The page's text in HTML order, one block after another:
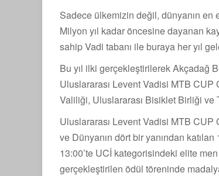
Sadece ülkemizin değil, dünyanın
Milyon yıl kadar öncesine dayanan
sahip Vadi tabanı ile buraya her yıl
Bu yıl ilki gerçekleştirilerek Akçadağ
Uluslararası Levent Vadisi MTB CUP
Valiliği, Uluslararası Bisiklet Birliği
Uluslararası Levent Vadisi MTB CUP
ve Dünyanın dört bir yanından
13:00’te UCİ kategorisindeki elite
gerçekleştirilen ödül töreninde